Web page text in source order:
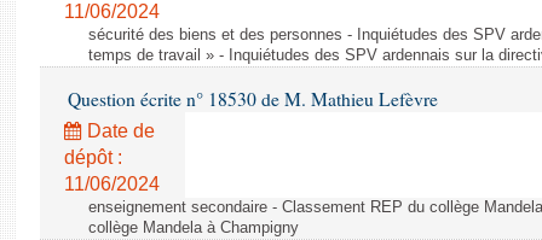
11/06/2024
sécurité des biens et des personnes - Inquiétudes des SPV
temps de travail » - Inquiétudes des SPV ardennais sur la
Question écrite n° 18530 de M. Mathieu Lefèvre
Date de
dépôt :
11/06/2024
enseignement secondaire - Classement REP du collège
collège Mandela à Champigny